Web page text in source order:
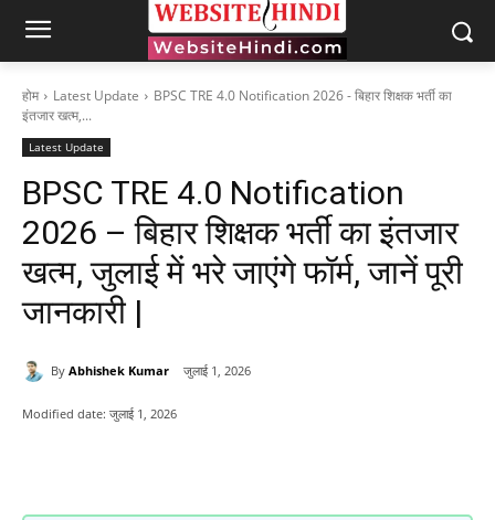
होम Latest Update
BPSC TRE 4.0 Notification 2026 - बिहार शिक्षक भर्ती का
इंतजार खत्म,...
Latest Update
BPSC TRE 4.0 Notification
2026 – बिहार शिक्षक भर्ती का इंतजार
खत्म, जुलाई में भरे जाएंगे फॉर्म, जानें पूरी
जानकारी |
By Abhishek Kumar जुलाई 1, 2026
Modified date: जुलाई 1, 2026